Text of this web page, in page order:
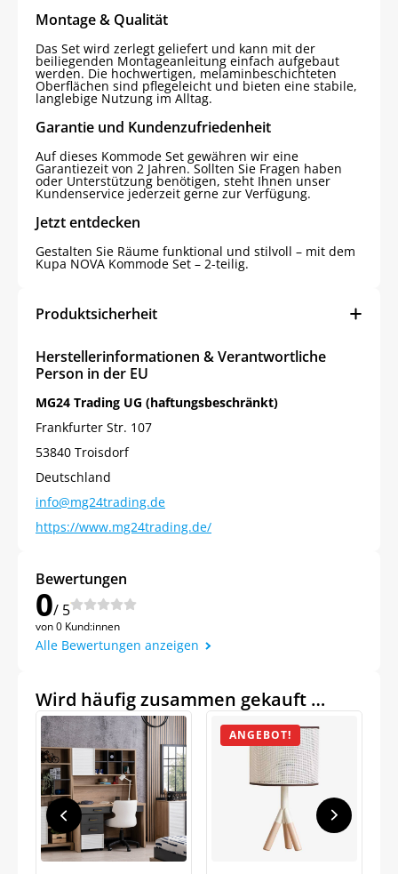
Montage & Qualität
Das Set wird zerlegt geliefert und kann mit der
beiliegenden Montageanleitung einfach aufgebaut
werden. Die hochwertigen, melaminbeschichteten
Oberflächen sind pflegeleicht und bieten eine stabile,
langlebige Nutzung im Alltag.
Garantie und Kundenzufriedenheit
Auf dieses Kommode Set gewähren wir eine
Garantiezeit von 2 Jahren. Sollten Sie Fragen haben
oder Unterstützung benötigen, steht Ihnen unser
Kundenservice jederzeit gerne zur Verfügung.
Jetzt entdecken
Gestalten Sie Räume funktional und stilvoll – mit dem
Kupa NOVA Kommode Set – 2-teilig.
Produktsicherheit
Herstellerinformationen & Verantwortliche
Person in der EU
MG24 Trading UG (haftungsbeschränkt)
Frankfurter Str. 107
53840 Troisdorf
Deutschland
info@mg24trading.de
https://www.mg24trading.de/
Bewertungen
0/ 5
von 0 Kund:innen
Alle Bewertungen anzeigen
Wird häufig zusammen gekauft …
ANGEBOT!
Jetzt5% Rabatt
auf Ihre erste Bestellung sichern!